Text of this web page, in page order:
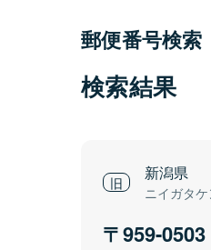
郵便番号検索
検索結果
新潟県
ニイガタケ
959-0503